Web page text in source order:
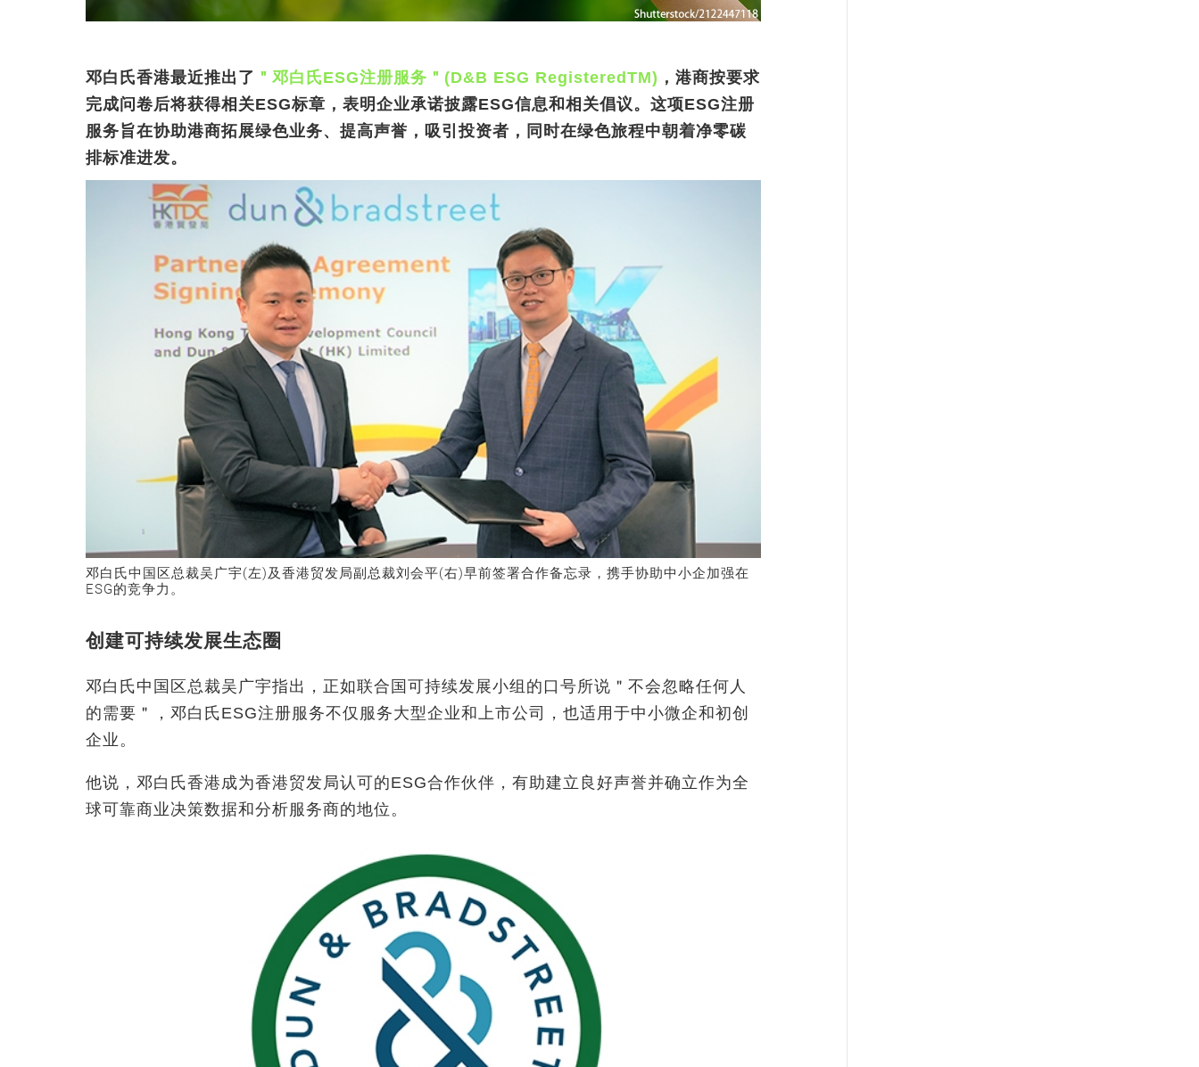
邓白氏香港最近推出了 ＂邓白氏ESG注册服务＂(D&B ESG RegisteredTM) ，港商按要求
完成问卷后将获得相关ESG标章，表明企业承诺披露ESG信息和相关倡议。这项ESG注册
服务旨在协助港商拓展绿色业务、提高声誉，吸引投资者，同时在绿色旅程中朝着净零碳
排标准进发。
邓白氏中国区总裁吴广宇(左)及香港贸发局副总裁刘会平(右)早前签署合作备忘录，携手协助中小企加强在
ESG的竞争力。
创建可持续发展生态圈
邓白氏中国区总裁吴广宇指出，正如联合国可持续发展小组的口号所说＂不会忽略任何人
的需要＂，邓白氏ESG注册服务不仅服务大型企业和上市公司，也适用于中小微企和初创
企业。
他说，邓白氏香港成为香港贸发局认可的ESG合作伙伴，有助建立良好声誉并确立作为全
球可靠商业决策数据和分析服务商的地位。